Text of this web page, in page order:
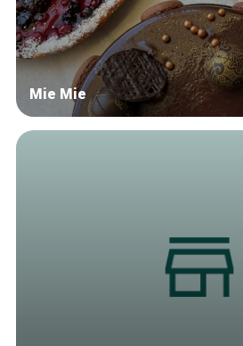
Mie Mie